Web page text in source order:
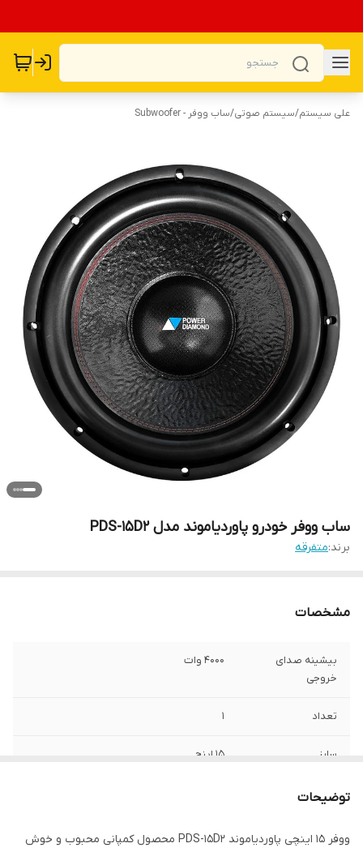
علی سیستم/سیستم صوتی/ساب ووفر - Subwoofer
ساب ووفر خودرو پاوردیاموند مدل PDS-15D2
برند:متفرقه
مشخصات
بیشینه صدای
خروجی
4000 وات
تعداد 1
سایز 15 اینچ
عمق نصب
100 هرتز
توضیحات
ووفر 15 اینچی پاوردیاموند PDS-15D2 محصول کمپانی محبوب و خوش